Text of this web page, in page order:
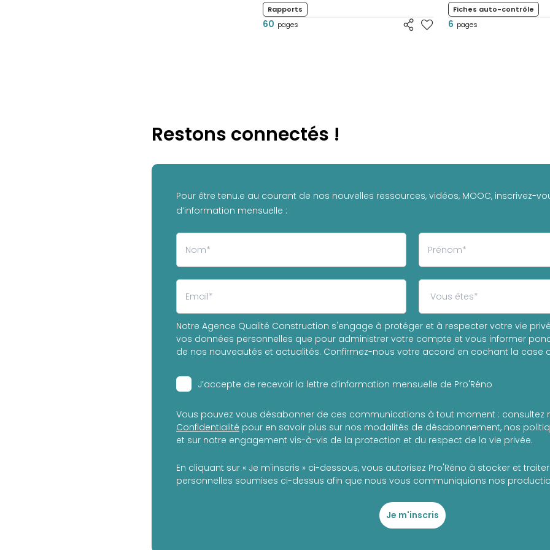
Rapports
60 pages
Fiches auto-contrôle
6 pages
Restons connectés !
Pour être tenu.e au courant de nos nouvelles ressources, vidéos, MOOC, inscrivez-
d’information mensuelle :
Notre Agence Qualité Construction s'engage à protéger et à respecter votre vie
vos données personnelles que pour administrer votre compte et vous informer
de nos nouveautés et actualités. Confirmez-nous votre accord en cochant la case
J’accepte de recevoir la lettre d’information mensuelle de Pro'Réno
Vous pouvez vous désabonner de ces communications à tout moment : consultez
Confidentialité pour en savoir plus sur nos modalités de désabonnement, nos
et sur notre engagement vis-à-vis de la protection et du respect de la vie privée.
En cliquant sur « Je m'inscris » ci-dessous, vous autorisez Pro'Réno à stocker et
personnelles soumises ci-dessus afin que nous vous communiquions nos
Je m'inscris